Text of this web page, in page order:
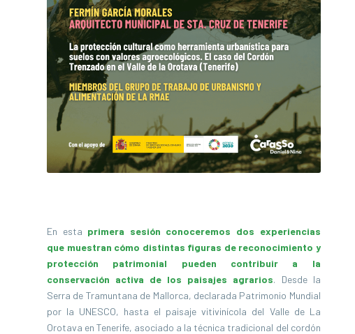
En esta primera sesión conoceremos dos experiencias
que muestran cómo distintas figuras de reconocimiento y
protección patrimonial pueden contribuir a la
conservación activa de los paisajes agrarios. Desde la
Serra de Tramuntana de Mallorca, declarada Patrimonio Mundial
por la UNESCO, hasta el paisaje vitivinícola del Valle de La
Orotava en Tenerife, asociado a la técnica tradicional del cordón